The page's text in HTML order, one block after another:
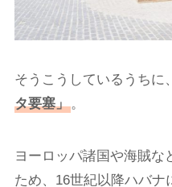
そうこうしているうちに
タ要塞」。
ヨーロッパ諸国や海賊な
ため、16世紀以降ハバ